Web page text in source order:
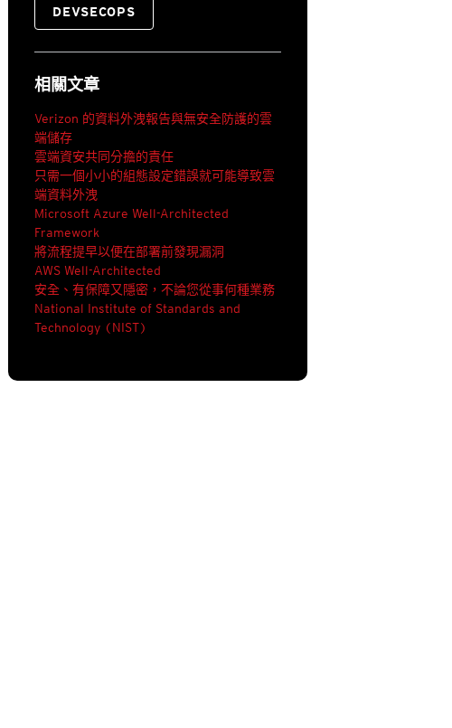
DEVSECOPS
相關文章
Verizon 的資料外洩報告與無安全防護的雲
端儲存
雲端資安共同分擔的責任
只需一個小小的組態設定錯誤就可能導致雲
端資料外洩
Microsoft Azure Well-Architected
Framework
將流程提早以便在部署前發現漏洞
AWS Well-Architected
安全、有保障又隱密，不論您從事何種業務
National Institute of Standards and
Technology (NIST)